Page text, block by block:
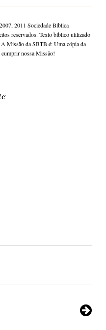
2011 Sociedade Bíblica
reservados. Texto bíblico utilizado
A Missão da SBTB é: Uma cópia da
nossa Missão!